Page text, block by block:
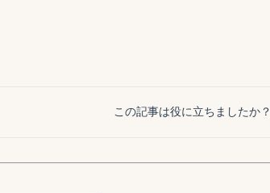
この記事は役に立ちましたか？